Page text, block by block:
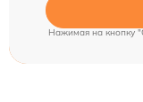
Нажимая на кнопку